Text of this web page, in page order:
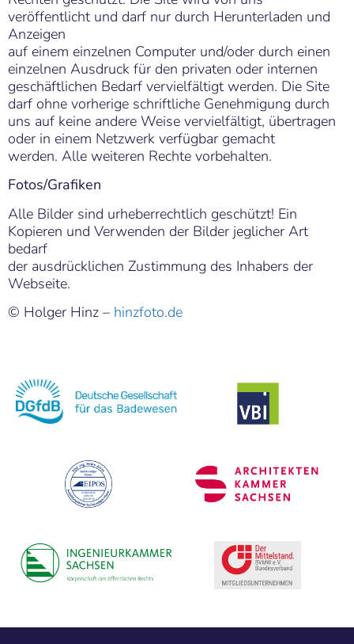
veröffentlicht und darf nur durch Herunterladen und
Anzeigen
auf einem einzelnen Computer und/oder durch einen
einzelnen Ausdruck für den privaten oder internen
geschäftlichen Bedarf vervielfältigt werden. Die Site
darf ohne vorherige schriftliche Genehmigung durch
uns auf keine andere Weise vervielfältigt, übertragen
oder in einem Netzwerk verfügbar gemacht
werden. Alle weiteren Rechte vorbehalten.
Fotos/Grafiken
Alle Bilder sind urheberrechtlich geschützt! Ein
Kopieren und Verwenden der Bilder jeglicher Art
bedarf
der ausdrücklichen Zustimmung des Inhabers der
Webseite.
© Holger Hinz – hinzfoto.de